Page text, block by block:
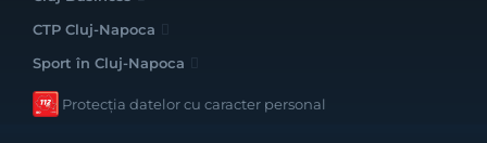
CTP Cluj-Napoca
Sport în Cluj-Napoca
Protecția datelor cu caracter personal